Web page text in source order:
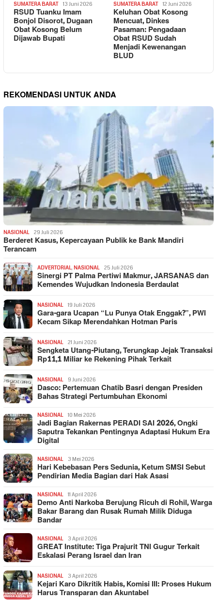
SUMATERA BARAT 13 Juni 2026
RSUD Tuanku Imam
Bonjol Disorot, Dugaan
Obat Kosong Belum
Dijawab Bupati
SUMATERA BARAT 12 Juni 2026
Keluhan Obat Kosong
Mencuat, Dinkes
Pasaman: Pengadaan
Obat RSUD Sudah
Menjadi Kewenangan
BLUD
REKOMENDASI UNTUK ANDA
NASIONAL 29 Juli 2026
Berderet Kasus, Kepercayaan Publik ke Bank Mandiri
Terancam
ADVERTORIAL, NASIONAL 25 Juli 2026
Sinergi PT Palma Pertiwi Makmur, JARSANAS dan
Kemendes Wujudkan Indonesia Berdaulat
NASIONAL 19 Juli 2026
Gara-gara Ucapan “Lu Punya Otak Enggak?”, PWI
Kecam Sikap Merendahkan Hotman Paris
NASIONAL 21 Juni 2026
Sengketa Utang-Piutang, Terungkap Jejak Transaksi
Rp11,1 Miliar ke Rekening Pihak Terkait
NASIONAL 9 Juni 2026
Dasco: Pertemuan Chatib Basri dengan Presiden
Bahas Strategi Pertumbuhan Ekonomi
NASIONAL 10 Mei 2026
Jadi Bagian Rakernas PERADI SAI 2026, Ongki
Saputra Tekankan Pentingnya Adaptasi Hukum Era
Digital
NASIONAL 3 Mei 2026
Hari Kebebasan Pers Sedunia, Ketum SMSI Sebut
Pendirian Media Bagian dari Hak Asasi
NASIONAL 11 April 2026
Demo Anti Narkoba Berujung Ricuh di Rohil, Warga
Bakar Barang dan Rusak Rumah Milik Diduga
Bandar
NASIONAL 3 April 2026
GREAT Institute: Tiga Prajurit TNI Gugur Terkait
Eskalasi Perang Israel dan Iran
NASIONAL 3 April 2026
Kejari Karo Dikritik Habis, Komisi III: Proses Hukum
Harus Transparan dan Akuntabel